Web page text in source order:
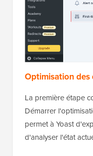
Optimisation des
La première étape
Démarrer
permet à Yoast
d'analyser l'état